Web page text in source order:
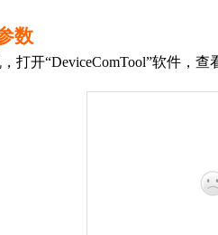
数
打开“DeviceComTool”软件 ，查